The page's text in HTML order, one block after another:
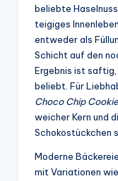
beliebte
teigiges
entweder als
Schicht auf den
Ergebnis ist saftig,
beliebt. Für
Choco Chip Cookie
weicher Kern und
Schokostückchen
Moderne
mit Variationen